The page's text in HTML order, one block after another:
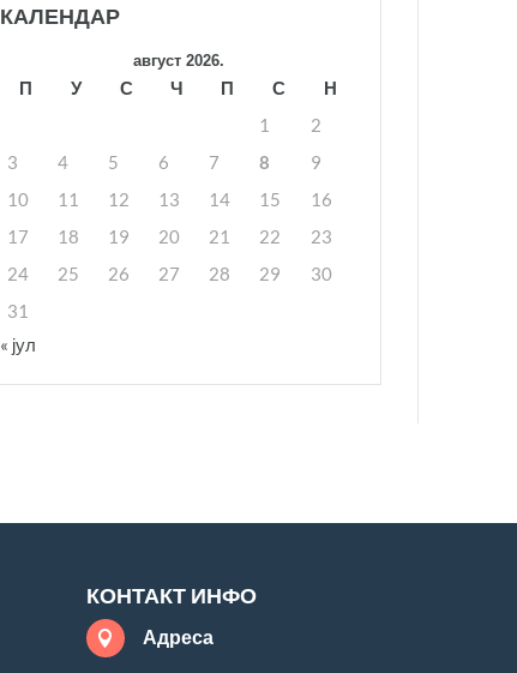
КАЛЕНДАР
август 2026.
П У С Ч П С
Н
1
2
3
4 5 6 7 8
9
10
11 12 13 14 15
16
17
18 19 20 21 22
23
24
25 26 27 28 29
30
31
« јул
КОНТАКТ ИНФО
 Адреса